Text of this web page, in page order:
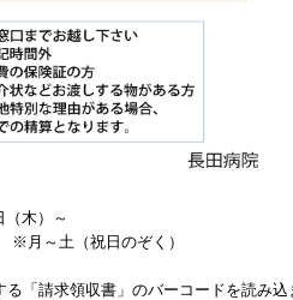
木）～
※月～土（祝日のぞく）
「請求領収書」のバーコードを読み